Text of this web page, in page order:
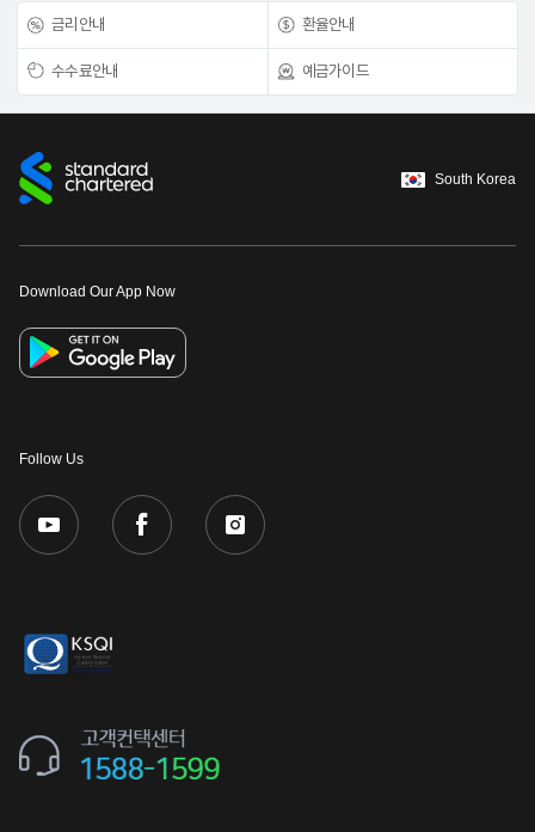
금리안내 환율안내
수수료안내 예금가이드
South Korea
Download Our App Now
Follow Us